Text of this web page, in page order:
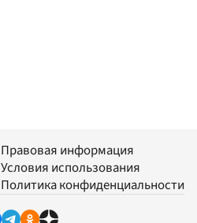
Правовая информация
Условия использования
Политика конфиденциальности